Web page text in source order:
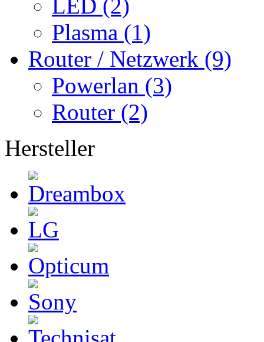
LED (2)
Plasma (1)
Router / Netzwerk (9)
Powerlan (3)
Router (2)
Hersteller